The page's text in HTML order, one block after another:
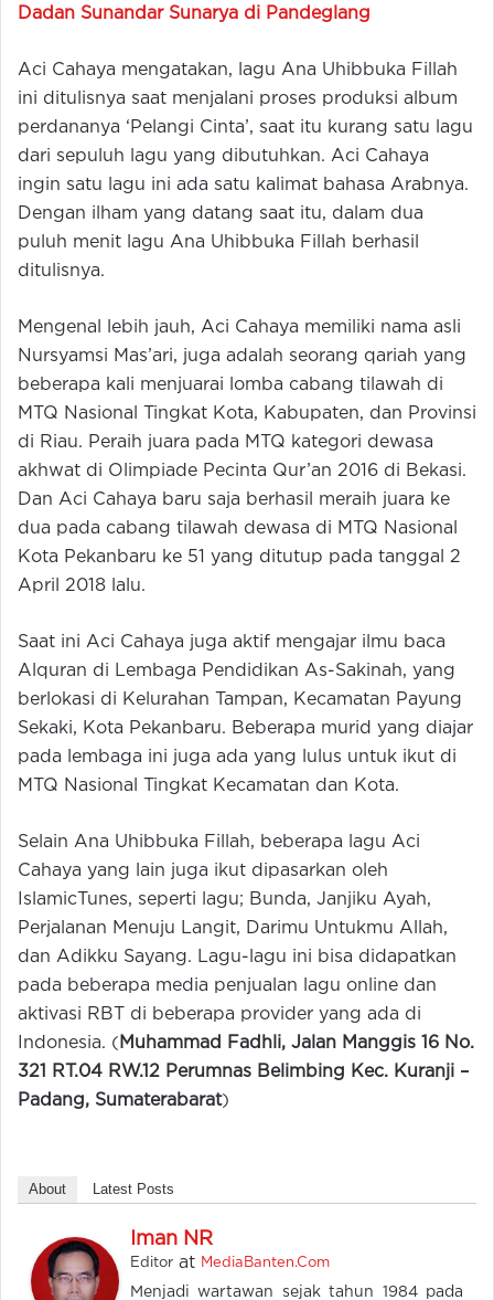
Dadan Sunandar Sunarya di Pandeglang
Aci Cahaya mengatakan, lagu Ana Uhibbuka Fillah
ini ditulisnya saat menjalani proses produksi album
perdananya ‘Pelangi Cinta’, saat itu kurang satu lagu
dari sepuluh lagu yang dibutuhkan. Aci Cahaya
ingin satu lagu ini ada satu kalimat bahasa Arabnya.
Dengan ilham yang datang saat itu, dalam dua
puluh menit lagu Ana Uhibbuka Fillah berhasil
ditulisnya.
Mengenal lebih jauh, Aci Cahaya memiliki nama asli
Nursyamsi Mas’ari, juga adalah seorang qariah yang
beberapa kali menjuarai lomba cabang tilawah di
MTQ Nasional Tingkat Kota, Kabupaten, dan Provinsi
di Riau. Peraih juara pada MTQ kategori dewasa
akhwat di Olimpiade Pecinta Qur’an 2016 di Bekasi.
Dan Aci Cahaya baru saja berhasil meraih juara ke
dua pada cabang tilawah dewasa di MTQ Nasional
Kota Pekanbaru ke 51 yang ditutup pada tanggal 2
April 2018 lalu.
Saat ini Aci Cahaya juga aktif mengajar ilmu baca
Alquran di Lembaga Pendidikan As-Sakinah, yang
berlokasi di Kelurahan Tampan, Kecamatan Payung
Sekaki, Kota Pekanbaru. Beberapa murid yang diajar
pada lembaga ini juga ada yang lulus untuk ikut di
MTQ Nasional Tingkat Kecamatan dan Kota.
Selain Ana Uhibbuka Fillah, beberapa lagu Aci
Cahaya yang lain juga ikut dipasarkan oleh
IslamicTunes, seperti lagu; Bunda, Janjiku Ayah,
Perjalanan Menuju Langit, Darimu Untukmu Allah,
dan Adikku Sayang. Lagu-lagu ini bisa didapatkan
pada beberapa media penjualan lagu online dan
aktivasi RBT di beberapa provider yang ada di
Indonesia. ( Muhammad Fadhli, Jalan Manggis 16 No.
321 RT.04 RW.12 Perumnas Belimbing Kec. Kuranji –
Padang, Sumaterabarat)
About Latest Posts
Iman NR
Editor at MediaBanten.Com
Menjadi wartawan sejak tahun 1984 pada